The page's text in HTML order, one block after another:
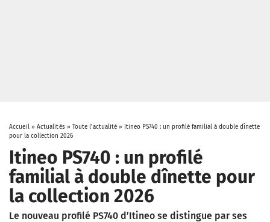
Accueil» Actualités» Toute l'actualité » Itineo PS740 : un profilé familial à double dînette
pour la collection 2026
Itineo PS740 : un profilé
familial à double dînette pour
la collection 2026
Le nouveau profilé PS740 d’Itineo se distingue par ses